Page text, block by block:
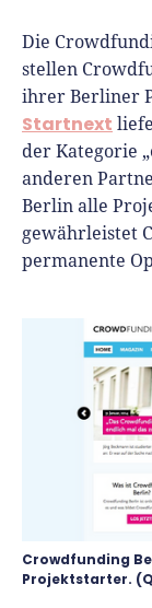
Die
stellen
ihrer Berliner
Startnext
der Kategorie
anderen
Berlin alle
gewährleistet
permanente
Crowdfunding
Projektstarter.